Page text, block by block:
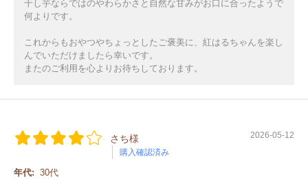
干し芋ならではのやわらかさと自然な甘みがお口に合ったようで
何よりです。
これからもおやつやちょっとしたご褒美に、紅はるちゃんを楽し
んでいただけましたら幸いです。
またのご利用を心よりお待ちしております。
さち様
購入確認済み
2026-05-12
年代: 30代